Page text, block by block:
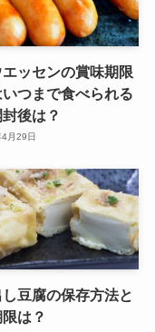
ッセンの賞味期限
つまで食べられる
後は？
月29日
豆腐の保存方法と
は？